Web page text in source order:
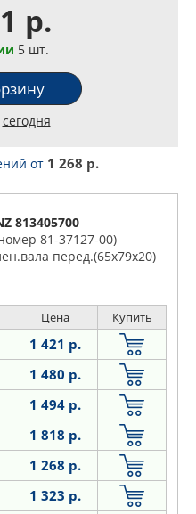
р.
5 шт.
сегодня
от 1 268 р.
813405700
81-37127-00)
перед.(65x79x20)
Цена Купить
1 421 р.
1 480 р.
1 494 р.
1 818 р.
1 268 р.
1 323 р.